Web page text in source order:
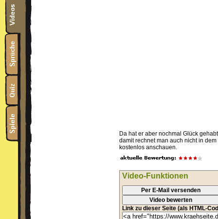
Da hat er aber nochmal Glück
damit rechnet man auch nicht in
kostenlos anschauen.
Video-Funktionen
Per E-Mail versenden
Video bewerten
Link zu dieser Seite (als HTML-